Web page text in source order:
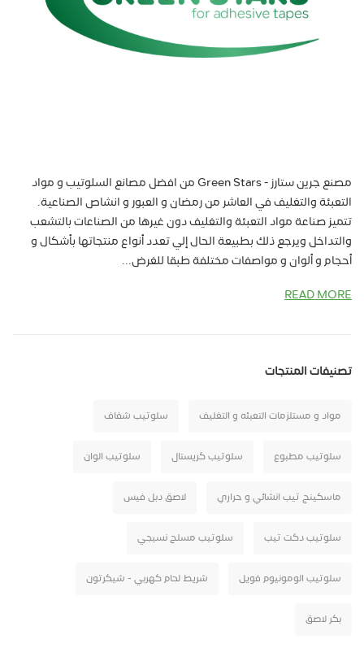
مصنع جرين ستارز - Green Stars من افضل مصانع السلوتيب و مواد
التعبئة والتغليف في العاشر من رمضان و العبور و انشاص الصناعية.
تتميز صناعة مواد التعبئة والتغليف دون غيرها من الصناعات بالتشعب
والتداخل ويرجع ذلك بطبيعة الحال إلي تعدد أنواع منتجاتها بأشكال و
أحجام و ألوان و مواصفات مختلفة طبقا للغرض...
READ MORE
تصنيفات المنتجات
مواد و مستلزمات التعبئه و التغليف سلوتيب شفاف
سلوتيب مطبوع سلوتيب كريستال سلوتيب الوان
ماسكينج تيب انشائي و حراري لاصق دبل فيس
سلوتيب دكت تيب سلوتيب مسلح نسيجي
سلوتيب الومونيوم فويل شريط لحام كهربي - شيكرتون
بكر لاصق